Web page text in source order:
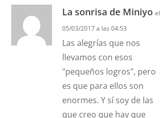
La sonrisa de Miniyo el
05/03/2017 a las 04:53
Las alegrías que nos
llevamos con esos
"pequeños logros", pero
es que para ellos son
enormes. Y sí soy de las
que creo que hay que